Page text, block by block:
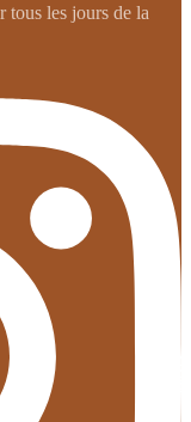
tous les jours de la